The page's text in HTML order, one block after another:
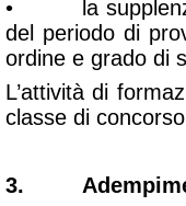
• la supplenza
del periodo di
ordine e grado di
L’attività di
classe di
3.